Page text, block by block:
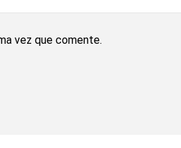
vez que comente.